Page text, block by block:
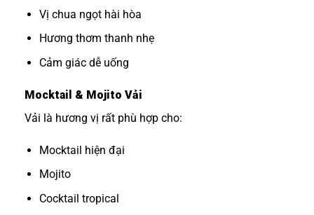
Vị chua ngọt hài hòa
Hương thơm thanh nhẹ
Cảm giác dễ uống
Mocktail & Mojito Vải
Vải là hương vị rất phù hợp cho:
Mocktail hiện đại
Mojito
Cocktail tropical